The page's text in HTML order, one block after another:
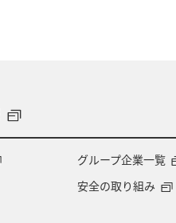
大阪府
東海地方
グループ企業一覧
安全の取り組み